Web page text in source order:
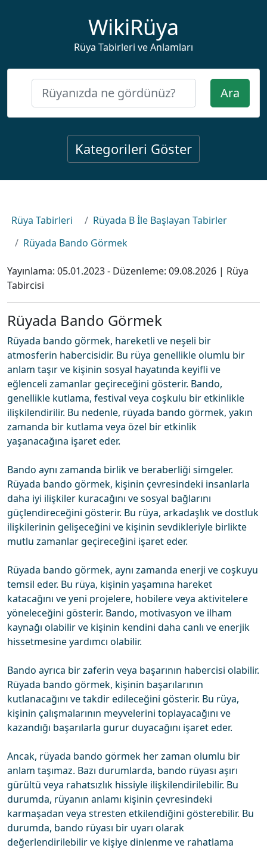
WikiRüya
Rüya Tabirleri ve Anlamları
Ara
Kategorileri Göster
Rüya Tabirleri
Rüyada B İle Başlayan Tabirler
Rüyada Bando Görmek
Yayınlama: 05.01.2023- Düzenleme: 09.08.2026 | Rüya
Tabircisi
Rüyada Bando Görmek
Rüyada bando görmek, hareketli ve neşeli bir
atmosferin habercisidir. Bu rüya genellikle olumlu bir
anlam taşır ve kişinin sosyal hayatında keyifli ve
eğlenceli zamanlar geçireceğini gösterir. Bando,
genellikle kutlama, festival veya coşkulu bir etkinlikle
ilişkilendirilir. Bu nedenle, rüyada bando görmek, yakın
zamanda bir kutlama veya özel bir etkinlik
yaşanacağına işaret eder.
Bando aynı zamanda birlik ve beraberliği simgeler.
Rüyada bando görmek, kişinin çevresindeki insanlarla
daha iyi ilişkiler kuracağını ve sosyal bağlarını
güçlendireceğini gösterir. Bu rüya, arkadaşlık ve dostluk
ilişkilerinin gelişeceğini ve kişinin sevdikleriyle birlikte
mutlu zamanlar geçireceğini işaret eder.
Rüyada bando görmek, aynı zamanda enerji ve coşkuyu
temsil eder. Bu rüya, kişinin yaşamına hareket
katacağını ve yeni projelere, hobilere veya aktivitelere
yöneleceğini gösterir. Bando, motivasyon ve ilham
kaynağı olabilir ve kişinin kendini daha canlı ve enerjik
hissetmesine yardımcı olabilir.
Bando ayrıca bir zaferin veya başarının habercisi olabilir.
Rüyada bando görmek, kişinin başarılarının
kutlanacağını ve takdir edileceğini gösterir. Bu rüya,
kişinin çalışmalarının meyvelerini toplayacağını ve
kazandığı başarılarla gurur duyacağını işaret eder.
Ancak, rüyada bando görmek her zaman olumlu bir
anlam taşımaz. Bazı durumlarda, bando rüyası aşırı
gürültü veya rahatsızlık hissiyle ilişkilendirilebilir. Bu
durumda, rüyanın anlamı kişinin çevresindeki
karmaşadan veya stresten etkilendiğini gösterebilir. Bu
durumda, bando rüyası bir uyarı olarak
değerlendirilebilir ve kişiye dinlenme ve rahatlama